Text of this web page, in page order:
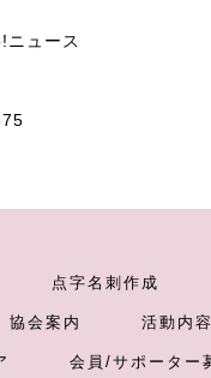
ニュース
点字名刺作成
協会案内 活動内容
会員/サポーター